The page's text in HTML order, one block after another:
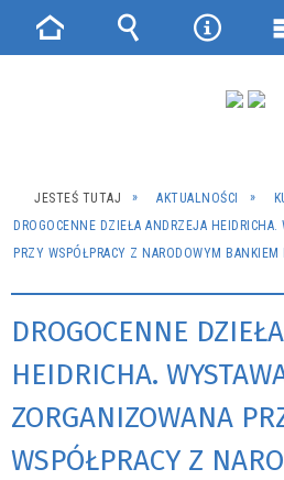
JESTEŚ TUTAJ AKTUALNOŚCI
DROGOCENNE DZIEŁA ANDRZEJA
PRZY WSPÓŁPRACY Z NARODOWYM BANKIEM
DROGOCENNE
HEIDRICHA.
ZORGANIZOWANA
WSPÓŁPRACY Z
Strona Wyszukiwarka